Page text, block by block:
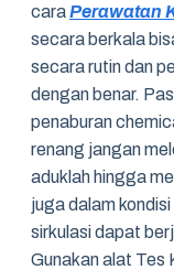
caraPerawatan
secara berkala
secara rutin dan
dengan benar.
penaburan
renang jangan
aduklah hingga
juga dalam
sirkulasi dapat
Gunakan alat Tes